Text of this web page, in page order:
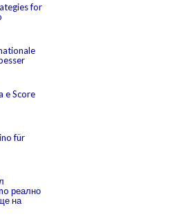
for
e Score
für
реално
на